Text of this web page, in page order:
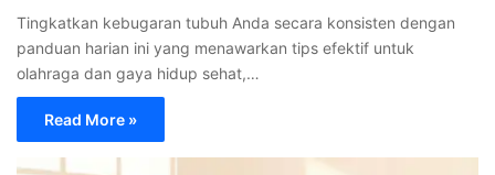
Tingkatkan kebugaran tubuh Anda secara konsisten dengan
panduan harian ini yang menawarkan tips efektif untuk
olahraga dan gaya hidup sehat,…
Read More »